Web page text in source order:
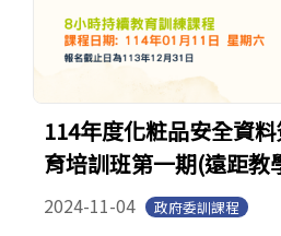
114年度化粧品安全資
育培訓班第一期(遠距教
2024-11-04 政府委訓課程